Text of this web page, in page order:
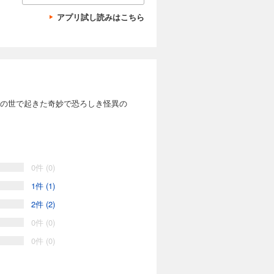
アプリ試し読みはこちら
世で起きた奇妙で恐ろしき怪異の
0件 (0)
1件 (1)
2件 (2)
0件 (0)
0件 (0)